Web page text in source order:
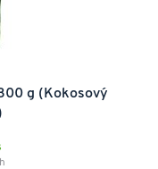
g (Kokosový